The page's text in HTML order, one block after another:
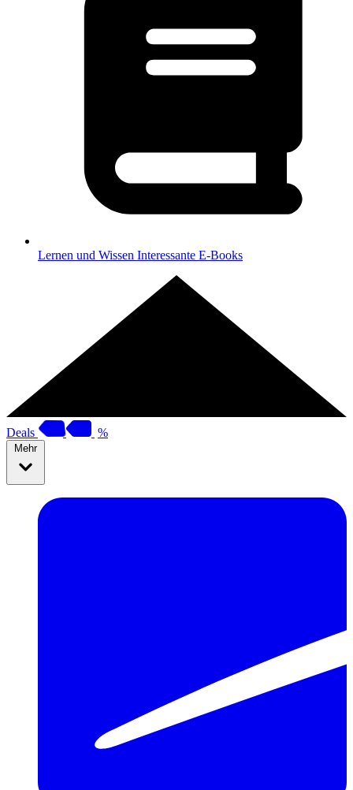
Lernen und Wissen Interessante E-Books
Deals %
Mehr